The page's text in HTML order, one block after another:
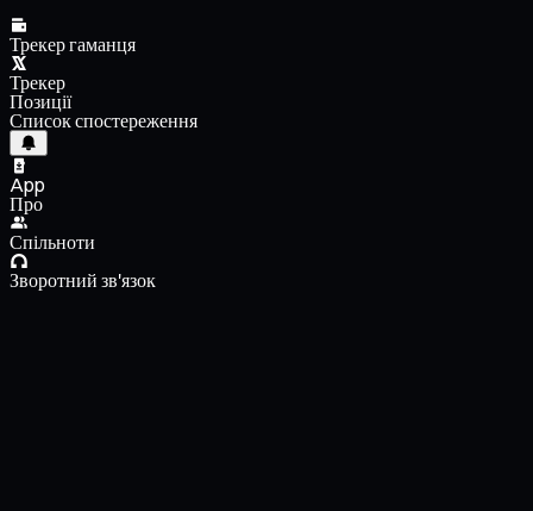
Трекер гаманця
Трекер
Позиції
Список спостереження
App
Про
Спільноти
Зворотний зв'язок